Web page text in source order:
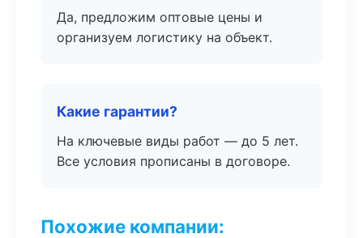
Да, предложим оптовые цены и
организуем логистику на объект.
Какие гарантии?
На ключевые виды работ — до 5 лет.
Все условия прописаны в договоре.
Похожие компании: